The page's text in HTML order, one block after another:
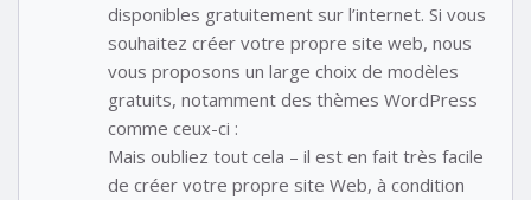
disponibles gratuitement sur l’internet. Si vous
souhaitez créer votre propre site web, nous
vous proposons un large choix de modèles
gratuits, notamment des thèmes WordPress
comme ceux-ci :
Mais oubliez tout cela – il est en fait très facile
de créer votre propre site Web, à condition